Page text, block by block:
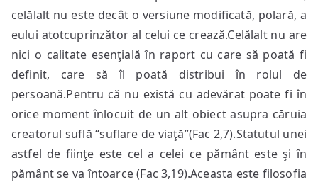
celălalt nu este decât o versiune modificată, polară, a
eului atotcuprinzător al celui ce crează.Celălalt nu are
nici o calitate esenţială în raport cu care să poată fi
definit, care să îl poată distribui în rolul de
persoană.Pentru că nu există cu adevărat poate fi în
orice moment înlocuit de un alt obiect asupra căruia
creatorul suflă “suflare de viaţă”(Fac 2,7).Statutul unei
astfel de fiinţe este cel a celei ce pământ este şi în
pământ se va întoarce (Fac 3,19).Aceasta este filosofia